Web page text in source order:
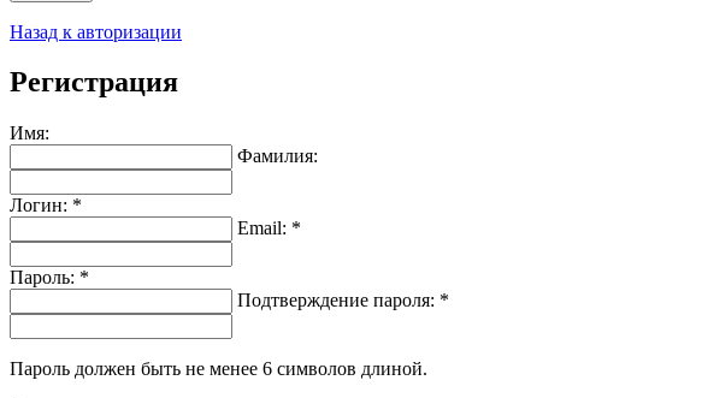
Назад к авторизации
Регистрация
Имя:
Фамилия:
Логин: *
Email: *
Пароль: *
Подтверждение пароля: *
Пароль должен быть не менее 6 символов длиной.